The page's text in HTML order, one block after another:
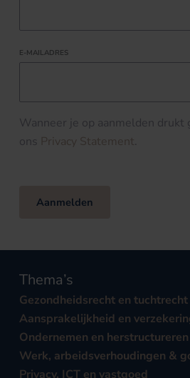
E-MAILADRES
Wanneer je op aanmelden drukt
ons Privacy Statement.
Aanmelden
Thema’s
Gezondheidsrecht en tuchtrecht
Aansprakelijkheid en
Ondernemen en herstructureren
Werk, arbeidsverhoudingen &
Privacy, ICT en vastgoed